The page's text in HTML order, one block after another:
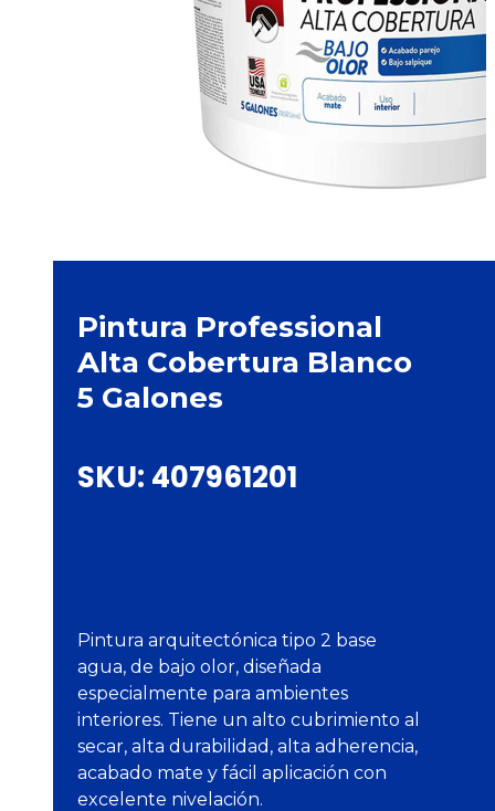
Pintura Professional
Alta Cobertura Blanco
5 Galones
SKU: 407961201
Pintura arquitectónica tipo 2 base
agua, de bajo olor, diseñada
especialmente para ambientes
interiores. Tiene un alto cubrimiento al
secar, alta durabilidad, alta adherencia,
acabado mate y fácil aplicación con
excelente nivelación.